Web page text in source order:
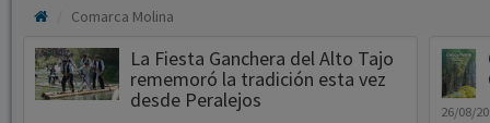
Comarca Molina
La Fiesta Ganchera del Alto Tajo
rememoró la tradición esta vez
desde Peralejos
26/08/